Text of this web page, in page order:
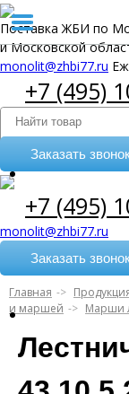
Поставка ЖБИ по
и Московской
monolit@zhbi77.ru
+7 (495)
Заказать
+7 (495)
monolit@zhbi77.ru
Заказать
Главная
и маршей
Марши